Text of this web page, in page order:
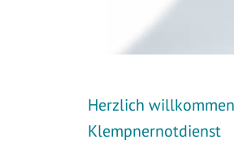
Herzlich
Klempnernotdienst